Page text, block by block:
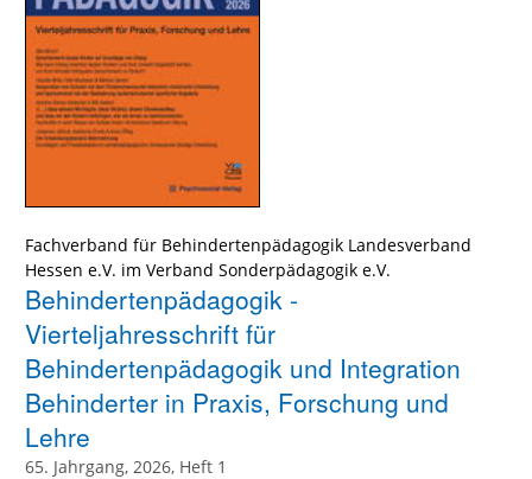
Fachverband für Behindertenpädagogik Landesverband
Hessen e.V. im Verband Sonderpädagogik e.V.
Behindertenpädagogik -
Vierteljahresschrift für
Behindertenpädagogik und Integration
Behinderter in Praxis, Forschung und
Lehre
65. Jahrgang, 2026, Heft 1